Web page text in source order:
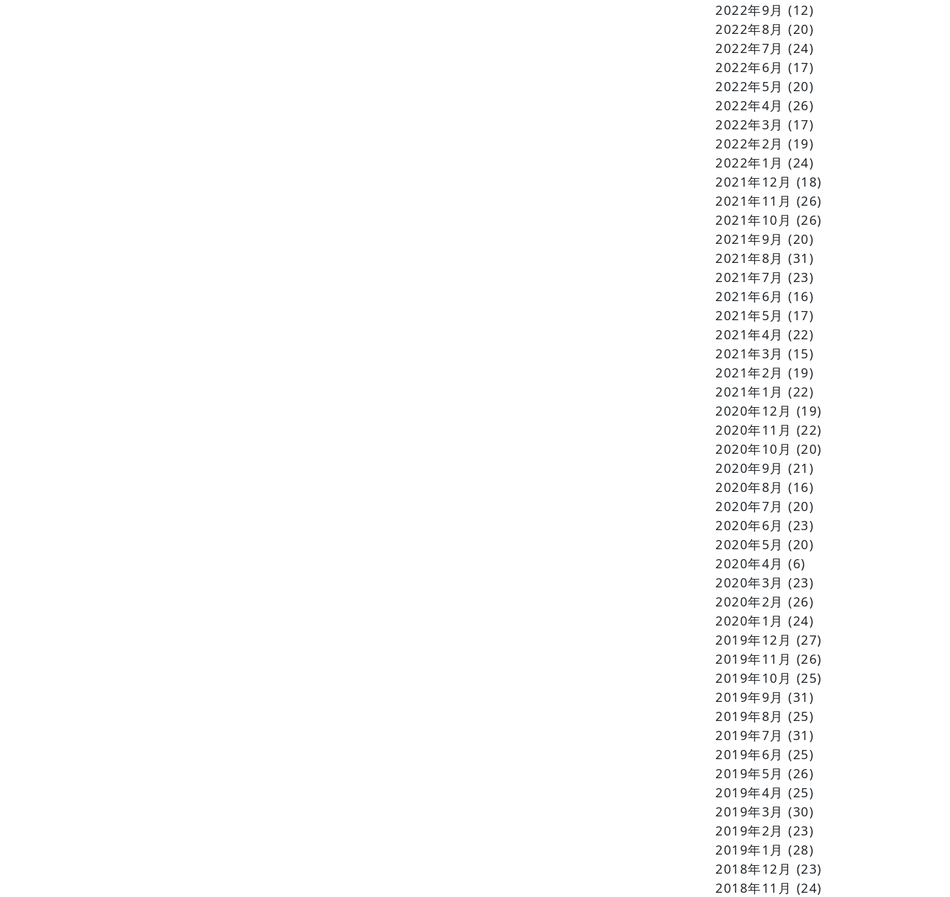
2022年9月 (12)
2022年8月 (20)
2022年7月 (24)
2022年6月 (17)
2022年5月 (20)
2022年4月 (26)
2022年3月 (17)
2022年2月 (19)
2022年1月 (24)
2021年12月 (18)
2021年11月 (26)
2021年10月 (26)
2021年9月 (20)
2021年8月 (31)
2021年7月 (23)
2021年6月 (16)
2021年5月 (17)
2021年4月 (22)
2021年3月 (15)
2021年2月 (19)
2021年1月 (22)
2020年12月 (19)
2020年11月 (22)
2020年10月 (20)
2020年9月 (21)
2020年8月 (16)
2020年7月 (20)
2020年6月 (23)
2020年5月 (20)
2020年4月 (6)
2020年3月 (23)
2020年2月 (26)
2020年1月 (24)
2019年12月 (27)
2019年11月 (26)
2019年10月 (25)
2019年9月 (31)
2019年8月 (25)
2019年7月 (31)
2019年6月 (25)
2019年5月 (26)
2019年4月 (25)
2019年3月 (30)
2019年2月 (23)
2019年1月 (28)
2018年12月 (23)
2018年11月 (24)